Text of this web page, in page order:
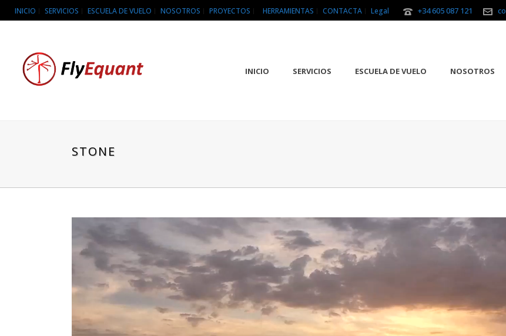
INICIO SERVICIOS ESCUELA DE VUELO NOSOTROS PROYECTOS HERRAMIENTAS CONTACTA Legal +34 605 087 121
INICIO SERVICIOS ESCUELA DE VUELO NOSOTROS
STONE